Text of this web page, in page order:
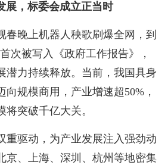
，标委会成立正当时
春晚上机器人秧歌刷爆全网，到
次被写入《政府工作报告》，
潜力持续释放。当前，我国具身
向规模商用，产业增速超50%，
将突破千亿大关。
重驱动，为产业发展注入强劲动
京、上海、深圳、杭州等地密集